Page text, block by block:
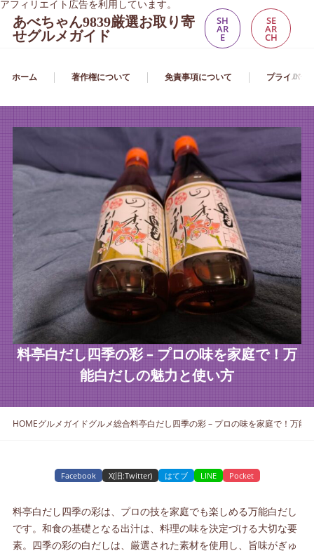
アフィリエイト広告を利用しています。
あべちゃん9839厳選お取り寄
せグルメガイド
SH
AR
E
SE
AR
CH
ホーム 著作権について 免責事項について プライバシ
料亭白だし四季の彩 – プロの味を家庭で！万
能白だしの魅力と使い方
HOMEグルメガイドグルメ総合料亭白だし四季の彩 – プロの味を家庭で！万能
Facebook X(旧:Twitter) はてブ LINE Pocket
料亭白だし四季の彩は、プロの技を家庭でも楽しめる万能白だし
です。和食の基礎となる出汁は、料理の味を決定づける大切な要
素。四季の彩の白だしは、厳選された素材を使用し、旨味がぎゅ